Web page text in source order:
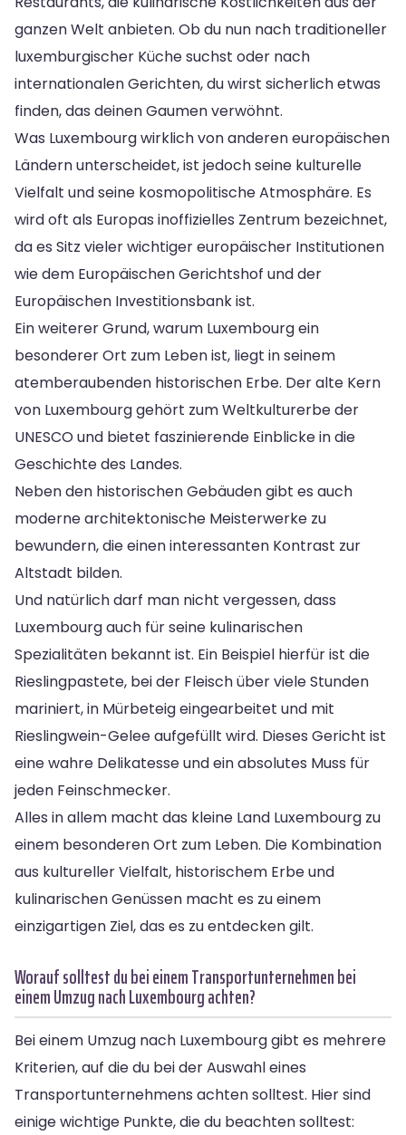
ganzen Welt anbieten. Ob du nun nach traditioneller
luxemburgischer Küche suchst oder nach
internationalen Gerichten, du wirst sicherlich etwas
finden, das deinen Gaumen verwöhnt.
Was Luxembourg wirklich von anderen europäischen
Ländern unterscheidet, ist jedoch seine kulturelle
Vielfalt und seine kosmopolitische Atmosphäre. Es
wird oft als Europas inoffizielles Zentrum bezeichnet,
da es Sitz vieler wichtiger europäischer Institutionen
wie dem Europäischen Gerichtshof und der
Europäischen Investitionsbank ist.
Ein weiterer Grund, warum Luxembourg ein
besonderer Ort zum Leben ist, liegt in seinem
atemberaubenden historischen Erbe. Der alte Kern
von Luxembourg gehört zum Weltkulturerbe der
UNESCO und bietet faszinierende Einblicke in die
Geschichte des Landes.
Neben den historischen Gebäuden gibt es auch
moderne architektonische Meisterwerke zu
bewundern, die einen interessanten Kontrast zur
Altstadt bilden.
Und natürlich darf man nicht vergessen, dass
Luxembourg auch für seine kulinarischen
Spezialitäten bekannt ist. Ein Beispiel hierfür ist die
Rieslingpastete, bei der Fleisch über viele Stunden
mariniert, in Mürbeteig eingearbeitet und mit
Rieslingwein-Gelee aufgefüllt wird. Dieses Gericht ist
eine wahre Delikatesse und ein absolutes Muss für
jeden Feinschmecker.
Alles in allem macht das kleine Land Luxembourg zu
einem besonderen Ort zum Leben. Die Kombination
aus kultureller Vielfalt, historischem Erbe und
kulinarischen Genüssen macht es zu einem
einzigartigen Ziel, das es zu entdecken gilt.
Worauf solltest du bei einem Transportunternehmen bei
einem Umzug nach Luxembourg achten?
Bei einem Umzug nach Luxembourg gibt es mehrere
Kriterien, auf die du bei der Auswahl eines
Transportunternehmens achten solltest. Hier sind
einige wichtige Punkte, die du beachten solltest: